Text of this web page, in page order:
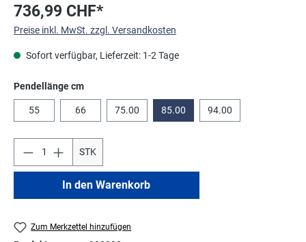
736,99 CHF*
Preise inkl. MwSt. zzgl. Versandkosten
Sofort verfügbar, Lieferzeit: 1-2 Tage
Pendellänge cmauswählen
55 66 75.00 85.00 94.00
STK
In den Warenkorb
Zum Merkzettel hinzufügen